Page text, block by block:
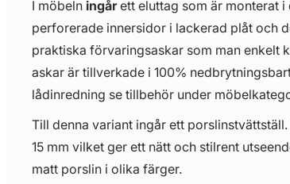
I möbeln ingårett eluttag som är monterat
perforerade innersidor i lackerad plåt och
praktiska förvaringsaskar som man enkelt
askar är tillverkade i 100%
lådinredning se tillbehör under
Till denna variant ingår ett
15 mm vilket ger ett nätt och stilrent
matt porslin i olika färger.